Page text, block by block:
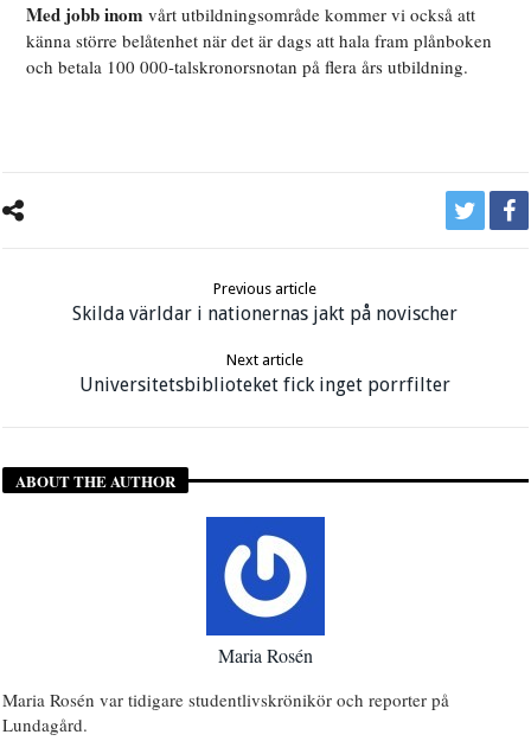
Med jobb inom vårt utbildningsområde kommer vi också att
känna större belåtenhet när det är dags att hala fram plånboken
och betala 100 000-talskronorsnotan på flera års utbildning.
Previous article
Skilda världar i nationernas jakt på novischer
Next article
Universitetsbiblioteket fick inget porrfilter
ABOUT THE AUTHOR
Maria Rosén
Maria Rosén var tidigare studentlivskrönikör och reporter på
Lundagård.